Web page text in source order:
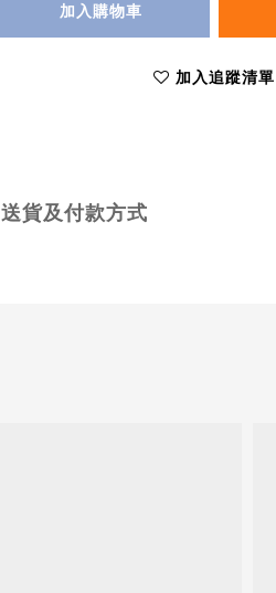
加入購物車
加入追蹤清單
送貨及付款方式